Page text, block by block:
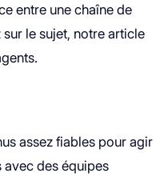
entre une chaîne de
le sujet, notre article
assez fiables pour agir
avec des équipes